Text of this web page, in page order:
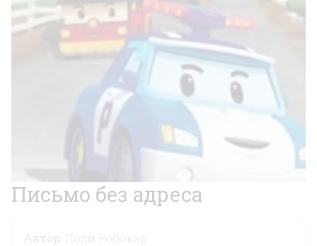
Письмо без адреса
Автор: Поли Робокар